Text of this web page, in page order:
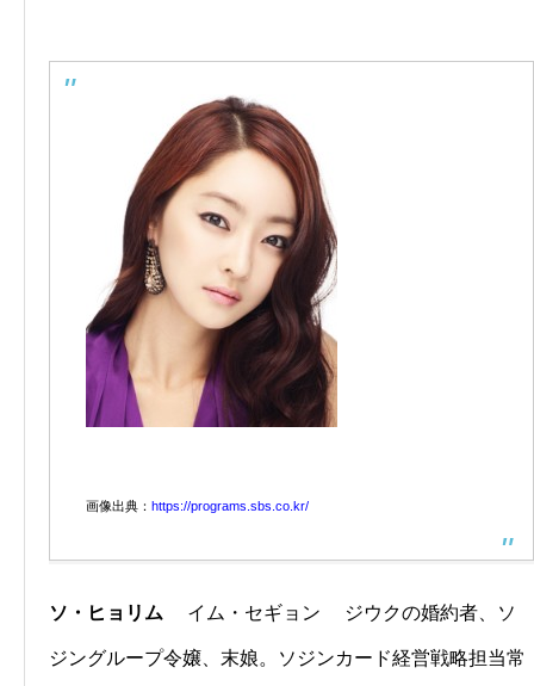
画像出典： https://programs.sbs.co.kr/
ソ・ヒョリム イム・セギョン ジウクの婚約者、ソ
ジングループ令嬢、末娘。ソジンカード経営戦略担当常